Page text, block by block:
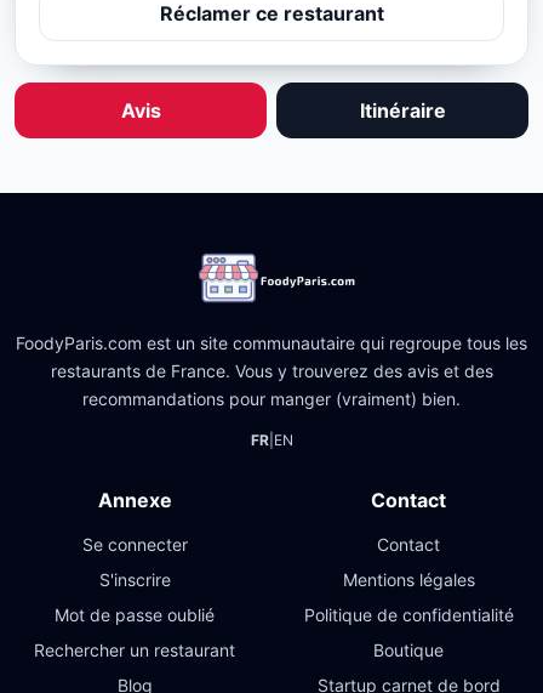
Réclamer ce restaurant
Avis Itinéraire
FoodyParis.com est un site communautaire qui regroupe tous les
restaurants de France. Vous y trouverez des avis et des
recommandations pour manger (vraiment) bien.
FR| EN
Annexe
Se connecter
S'inscrire
Mot de passe oublié
Rechercher un restaurant
Blog
Contact
Contact
Mentions légales
Politique de confidentialité
Boutique
Startup carnet de bord